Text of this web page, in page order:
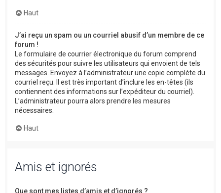
Haut
J’ai reçu un spam ou un courriel abusif d’un membre de ce
forum !
Le formulaire de courrier électronique du forum comprend
des sécurités pour suivre les utilisateurs qui envoient de tels
messages. Envoyez à l’administrateur une copie complète du
courriel reçu. Il est très important d’inclure les en-têtes (ils
contiennent des informations sur l’expéditeur du courriel).
L’administrateur pourra alors prendre les mesures
nécessaires.
Haut
Amis et ignorés
Que sont mes listes d’amis et d’ignorés ?